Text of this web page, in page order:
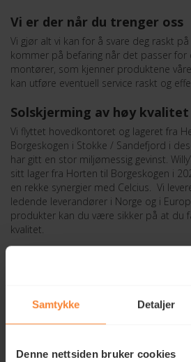
Samtykke Detaljer
Denne nettsiden bruker cookies
Vi er der når du trenger oss
Vi gjør alt vi kan for å svare deg raskt
kommer på befaring når det passer for
montører, som kjenner produktene
kan utføre eventuell service raskt og
Solskjerming av høy
Vi flyttet hovedkontoret og lageret fra
Borgeskogen i Stokke / Sandefjord i
har gitt en stor miljømessig gevinst.
sitt lager fra Horten til Borgeskogen i
en rekke synergier med Celcius. Vi
ledende leverandører i Norge og i
produkter kan du være sikker på at du
kvalitet.
Våre produkter skreddersys etter dine
automatisering og design – her er det
løsningene.